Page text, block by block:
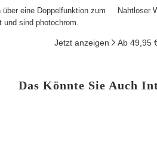
über eine Doppelfunktion zum
sind photochrom.
Jetzt anzeigen
Nahtloser
Ab 49,95
Das Könnte Sie Auch